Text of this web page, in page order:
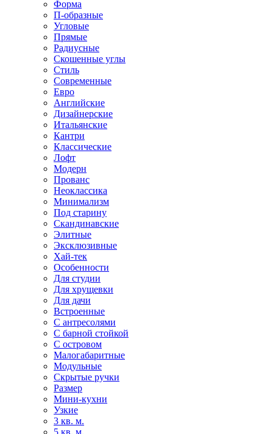
Форма
П-образные
Угловые
Прямые
Радиусные
Скошенные углы
Стиль
Современные
Евро
Английские
Дизайнерские
Итальянские
Кантри
Классические
Лофт
Модерн
Прованс
Неоклассика
Минимализм
Под старину
Скандинавские
Элитные
Эксклюзивные
Хай-тек
Особенности
Для студии
Для хрущевки
Для дачи
Встроенные
С антресолями
С барной стойкой
С островом
Малогабаритные
Модульные
Скрытые ручки
Размер
Мини-кухни
Узкие
3 кв. м.
5 кв. м.